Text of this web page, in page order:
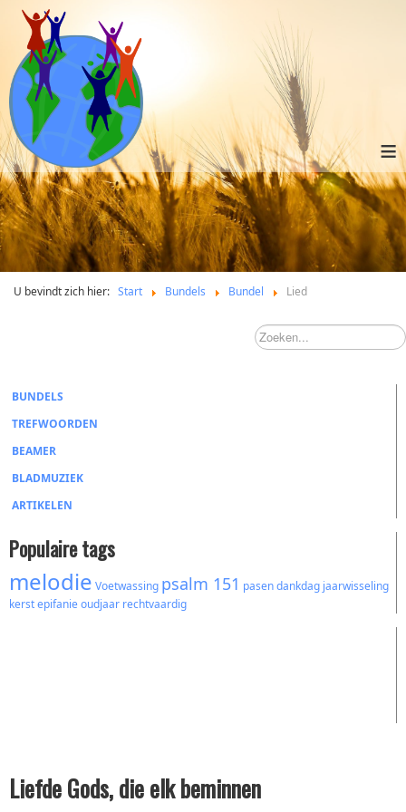
≡
U bevindt zich hier: Start Bundels Bundel Lied
BUNDELS
TREFWOORDEN
BEAMER
BLADMUZIEK
ARTIKELEN
Populaire tags
melodie Voetwassing psalm 151 pasendankdag jaarwisseling
kerstepifanieoudjaar rechtvaardig
Liefde Gods, die elk beminnen